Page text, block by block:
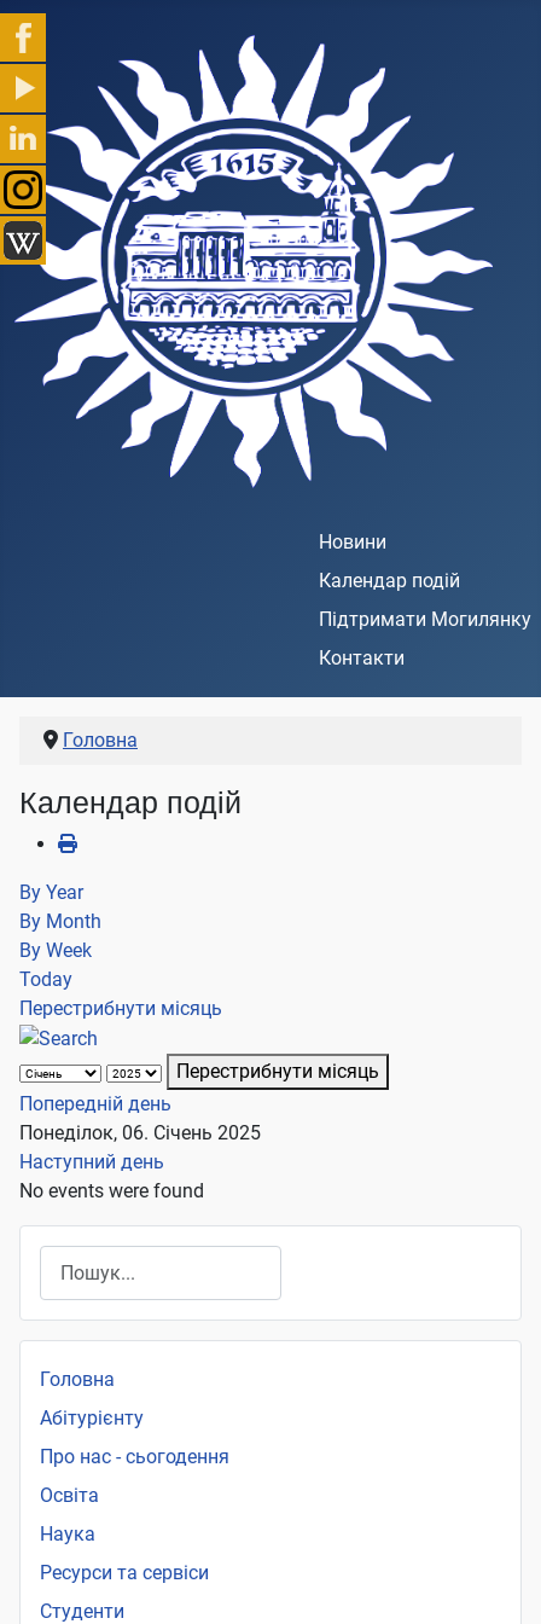
Новини
Календар подій
Підтримати Могилянку
Контакти
Головна
Календар подій
By Year
By Month
By Week
Today
Перестрибнути місяць
Перестрибнути місяць
Попередній день
Понеділок, 06. Січень 2025
Наступний день
No events were found
Головна
Абітурієнту
Про нас - сьогодення
Освіта
Наука
Ресурси та сервіси
Студенти